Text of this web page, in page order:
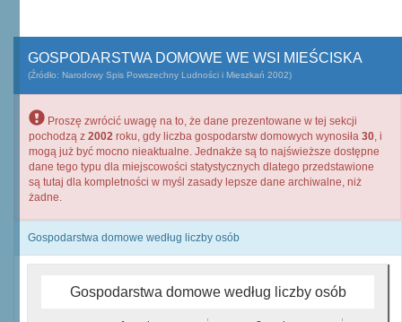
GOSPODARSTWA DOMOWE WE WSI MIEŚCISKA
(Źródło: Narodowy Spis Powszechny Ludności i Mieszkań 2002)
Proszę zwrócić uwagę na to, że dane prezentowane w tej sekcji
pochodzą z 2002 roku, gdy liczba gospodarstw domowych wynosiła 30, i
mogą już być mocno nieaktualne. Jednakże są to najświeższe dostępne
dane tego typu dla miejscowości statystycznych dlatego przedstawione
są tutaj dla kompletności w myśl zasady lepsze dane archiwalne, niż
żadne.
Gospodarstwa domowe według liczby osób
Gospodarstwa domowe według liczby osób